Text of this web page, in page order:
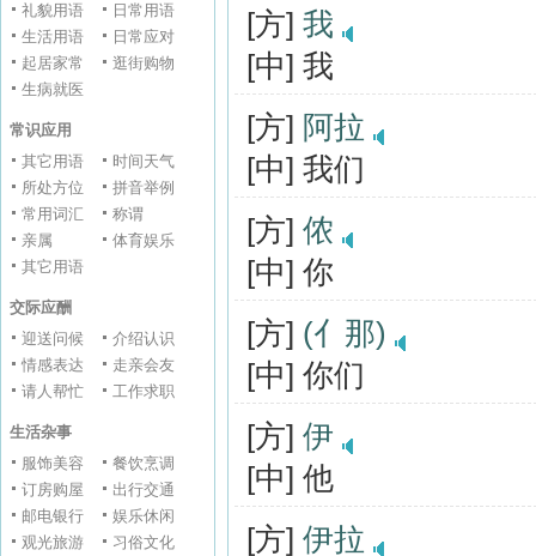
礼貌用语
日常用语
生活用语
日常应对
起居家常
逛街购物
生病就医
常识应用
其它用语
时间天气
所处方位
拼音举例
常用词汇
称谓
亲属
体育娱乐
其它用语
交际应酬
迎送问候
介绍认识
情感表达
走亲会友
请人帮忙
工作求职
生活杂事
服饰美容
餐饮烹调
订房购屋
出行交通
邮电银行
娱乐休闲
观光旅游
习俗文化
[方] 我
[中] 我
[方] 阿拉
[中] 我们
[方] 侬
[中] 你
[方] (亻那)
[中] 你们
[方] 伊
[中] 他
[方] 伊拉